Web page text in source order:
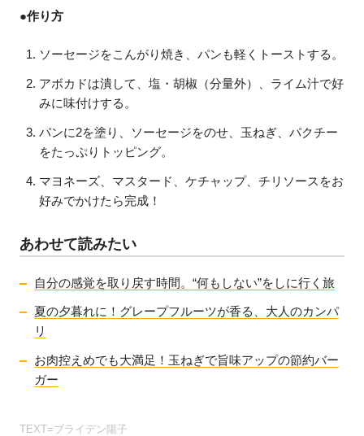
●作り方
ソーセージをこんがり焼き、パンも軽くトーストする。
アボカドは潰して、塩・胡椒（分量外）、ライム汁で好
みに味付けする。
パンに2を塗り、ソーセージをのせ、玉ねぎ、パクチー
をたっぷりトッピング。
マヨネーズ、マスタード、ケチャップ、チリソースをお
好みでかけたら完成！
あわせて読みたい
自分の感覚を取り戻す時間。“何もしない”をしに行く旅
夏の夕暮れに！グレープフルーツが香る、大人のカンパ
リ
お肉控えめでも大満足！玉ねぎで旨味アップの節約バー
ガー
TEXT=ブライデン陽子